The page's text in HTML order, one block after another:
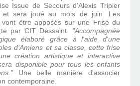
Issue de Secours d’Alexis Tripier
et sera joué au mois de juin. Les
être apposés sur une Frise du
par CIT Dessaint. "Accompagnée
élaboré grâce à l'aide d'une
d'Amiens et sa classe, cette frise
création artistique et interactive
disponible pour tous les enfants
Une belle manière d'associer
contemporaine.